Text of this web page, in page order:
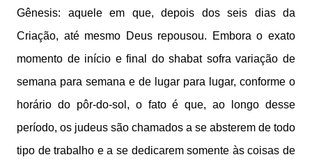
Gênesis: aquele em que, depois dos seis dias da
Criação, até mesmo Deus repousou. Embora o exato
momento de início e final do shabat sofra variação de
semana para semana e de lugar para lugar, conforme o
horário do pôr-do-sol, o fato é que, ao longo desse
período, os judeus são chamados a se absterem de todo
tipo de trabalho e a se dedicarem somente às coisas de